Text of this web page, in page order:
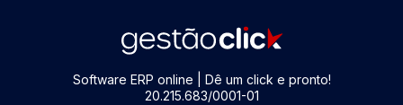
Software ERP online | Dê um click e pronto!
20.215.683/0001-01